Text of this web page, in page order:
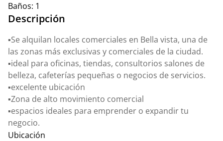
Baños: 1
Descripción
▪️Se alquilan locales comerciales en Bella vista, una de
las zonas más exclusivas y comerciales de la ciudad.
▪️ideal para oficinas, tiendas, consultorios salones de
belleza, cafeterías pequeñas o negocios de servicios.
▪️excelente ubicación
▪️Zona de alto movimiento comercial
▪️espacios ideales para emprender o expandir tu
negocio.
Ubicación